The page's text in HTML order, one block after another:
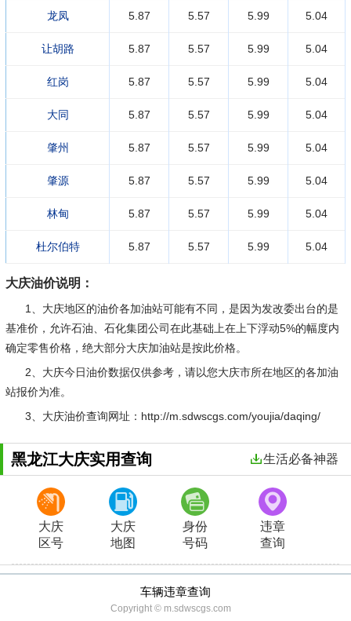
龙凤 5.87 5.57 5.99 5.04
让胡路 5.87 5.57 5.99 5.04
红岗 5.87 5.57 5.99 5.04
大同 5.87 5.57 5.99 5.04
肇州 5.87 5.57 5.99 5.04
肇源 5.87 5.57 5.99 5.04
林甸 5.87 5.57 5.99 5.04
杜尔伯特 5.87 5.57 5.99 5.04
大庆油价说明：
1、大庆地区的油价各加油站可能有不同，是因为发改委出台的是
基准价，允许石油、石化集团公司在此基础上在上下浮动5%的幅度内
确定零售价格，绝大部分大庆加油站是按此价格。
2、大庆今日油价数据仅供参考，请以您大庆市所在地区的各加油
站报价为准。
3、大庆油价查询网址：http://m.sdwscgs.com/youjia/daqing/
黑龙江大庆实用查询 生活必备神器
大庆
区号
大庆
地图
身份
号码
违章
查询
车辆违章查询
Copyright © m.sdwscgs.com